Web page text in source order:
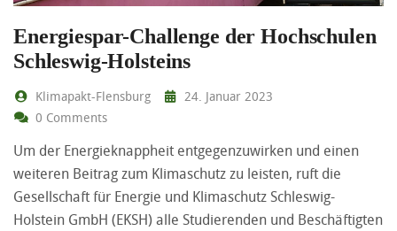
Energiespar-Challenge der Hochschulen
Schleswig-Holsteins
Klimapakt-Flensburg
24. Januar 2023
0 Comments
Um der Energieknappheit entgegenzuwirken und einen
weiteren Beitrag zum Klimaschutz zu leisten, ruft die
Gesellschaft für Energie und Klimaschutz Schleswig-
Holstein GmbH (EKSH) alle Studierenden und Beschäftigten